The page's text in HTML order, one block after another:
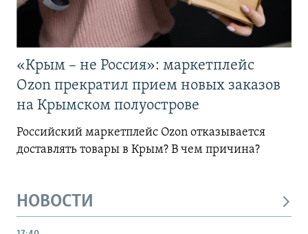
«Крым – не Россия»: маркетплейс
Ozon прекратил прием новых заказов
на Крымском полуострове
Российский маркетплейс Ozon отказывается
доставлять товары в Крым? В чем причина?
НОВОСТИ